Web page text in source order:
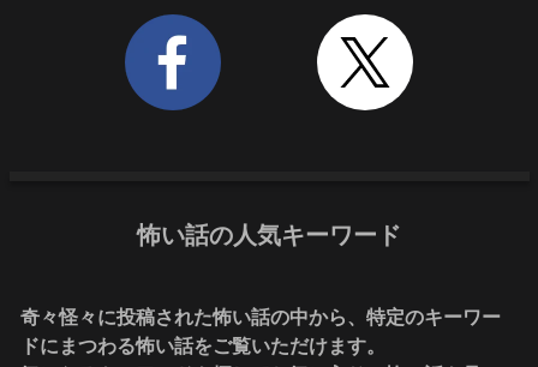
怖い話の人気キーワード
奇々怪々に投稿された怖い話の中から、特定のキーワー
ドにまつわる怖い話をご覧いただけます。